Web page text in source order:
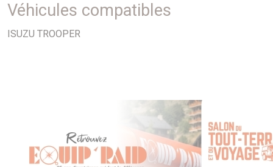
Les barres de torsion OLD MAN EMU vont complètement
changer la tenue de route de votre véhicule aussi bien sur
asphalte qu’en off-road. Elles sont mises au point et réglées
des ressorts, hélicoïdaux ou à lames OME, sont montés à
l’arrière du véhicule en utilisant les amortisseurs
Ensemble, ils transformeront le comportement de votre
Véhicules compatibles
ISUZU TROOPER